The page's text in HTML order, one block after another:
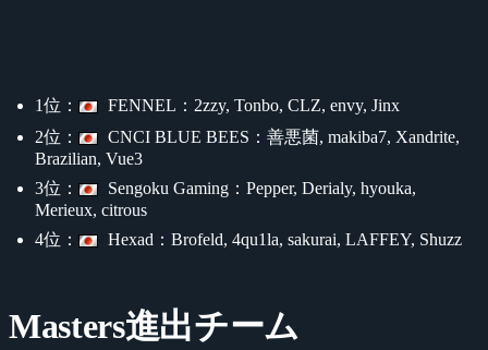
1位：
FENNEL：2zzy, Tonbo, CLZ, envy, Jinx
2位：
CNCI BLUE BEES：善悪菌, makiba7, Xandrite,
Brazilian, Vue3
3位：
Sengoku Gaming：Pepper, Derialy, hyouka,
Merieux, citrous
4位：
Hexad：Brofeld, 4qu1la, sakurai, LAFFEY, Shuzz
Masters進出チーム